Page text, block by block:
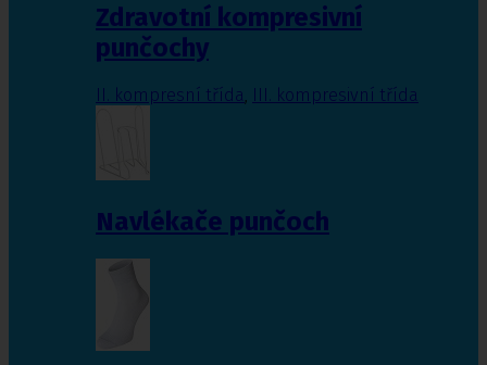
Zdravotní kompresivní
punčochy
II. kompresní třída III. kompresivní třída
Navlékače punčoch